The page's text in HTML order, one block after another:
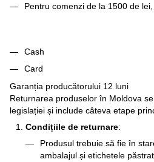
Pentru comenzi de la 1500 de
Cash
Card
Garanția producătorului 12 luni
Returnarea produselor în Moldova
legislației și include câteva etape
Condițiile de returnare:
Produsul trebuie să fie în
ambalajul și etichetele